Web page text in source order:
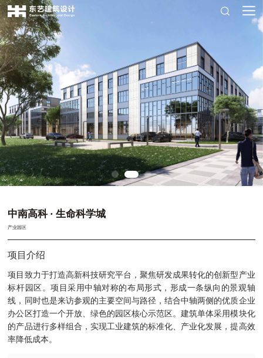
中南高科 · 生命科学城
产业园区
项目介绍
项目致力于打造高新科技研究平台，聚焦研发成果转化的创新型产业
标杆园区。项目采用中轴对称的布局形式，形成一条纵向的景观轴
线，同时也是来访参观的主要空间与路径，结合中轴两侧的优质企业
办公区打造一个开放、绿色的园区核心示范区。建筑单体采用模块化
的产品进行多样组合，实现工业建筑的标准化、产业化发展，提高效
率降低成本。